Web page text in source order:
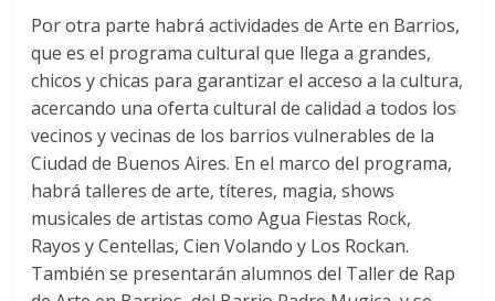
Por otra parte habrá actividades de Arte en Barrios,
que es el programa cultural que llega a grandes,
chicos y chicas para garantizar el acceso a la cultura,
acercando una oferta cultural de calidad a todos los
vecinos y vecinas de los barrios vulnerables de la
Ciudad de Buenos Aires. En el marco del programa,
habrá talleres de arte, títeres, magia, shows
musicales de artistas como Agua Fiestas Rock,
Rayos y Centellas, Cien Volando y Los Rockan.
También se presentarán alumnos del Taller de Rap